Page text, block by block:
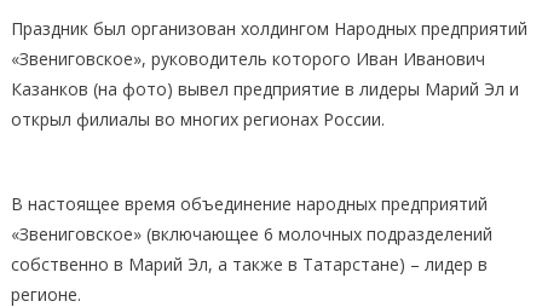
Праздник был организован холдингом Народных предприятий
«Звениговское», руководитель которого Иван Иванович
Казанков (на фото) вывел предприятие в лидеры Марий Эл и
открыл филиалы во многих регионах России.
В настоящее время объединение народных предприятий
«Звениговское» (включающее 6 молочных подразделений
собственно в Марий Эл, а также в Татарстане) – лидер в
регионе.